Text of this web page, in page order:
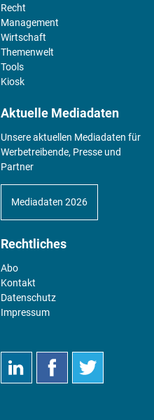
Recht
Management
Wirtschaft
Themenwelt
Tools
Kiosk
Aktuelle Mediadaten
Unsere aktuellen Mediadaten für
Werbetreibende, Presse und
Partner
Mediadaten 2026
Rechtliches
Abo
Kontakt
Datenschutz
Impressum